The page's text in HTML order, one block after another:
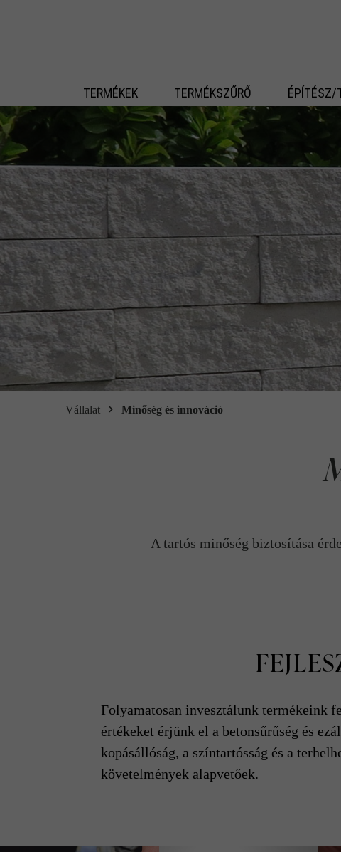
TERMÉKEK TERMÉKSZŰRŐ ÉPÍTÉSZ/
Vállalat Minőség és innováció
A tartós minőség biztosítása
Folyamatosan invesztálunk termékeink
értékeket érjünk el a betonsűrűség és
kopásállóság, a színtartósság és a
követelmények alapvetőek.